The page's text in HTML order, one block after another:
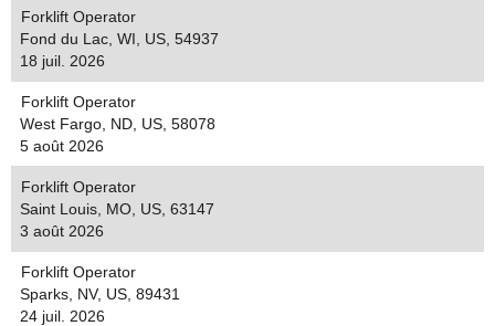
Forklift Operator
Fond du Lac, WI, US, 54937
18 juil. 2026
Forklift Operator
West Fargo, ND, US, 58078
5 août 2026
Forklift Operator
Saint Louis, MO, US, 63147
3 août 2026
Forklift Operator
Sparks, NV, US, 89431
24 juil. 2026